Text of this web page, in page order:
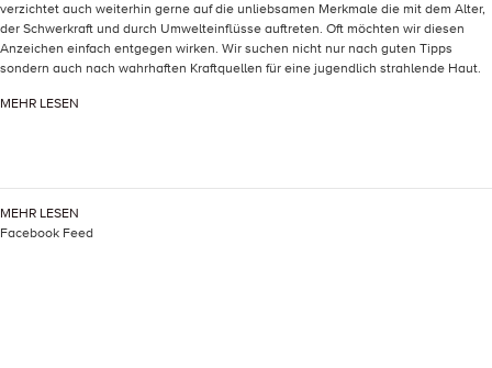
verzichtet auch weiterhin gerne auf die unliebsamen Merkmale die mit dem Alter,
der Schwerkraft und durch Umwelteinflüsse auftreten. Oft möchten wir diesen
Anzeichen einfach entgegen wirken. Wir suchen nicht nur nach guten Tipps
sondern auch nach wahrhaften Kraftquellen für eine jugendlich strahlende Haut.
MEHR LESEN
MEHR LESEN
Facebook Feed